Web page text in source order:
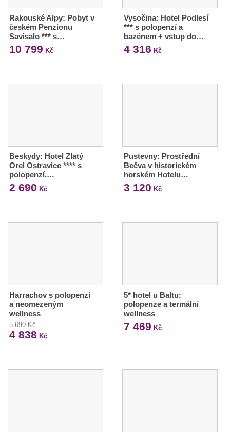
Rakouské Alpy: Pobyt v
českém Penzionu
Savisalo *** s…
10 799 Kč
Vysočina: Hotel Podlesí
*** s polopenzí a
bazénem + vstup do…
4 316 Kč
Beskydy: Hotel Zlatý
Orel Ostravice **** s
polopenzí,…
2 690 Kč
Pustevny: Prostřední
Bečva v historickém
horském Hotelu…
3 120 Kč
Harrachov s polopenzí
a neomezeným
wellness
5 690 Kč
4 838 Kč
5* hotel u Baltu:
polopenze a termální
wellness
7 469 Kč